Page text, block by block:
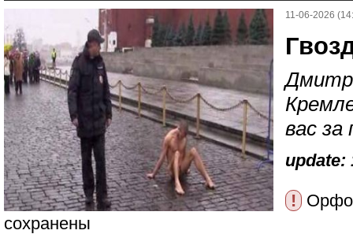
11-06-2026
вас за
update:
!
сохранены